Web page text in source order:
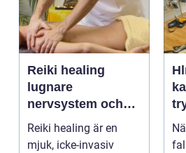
Reiki healing
lugnare
nervsystem och
djupare
återhämtning
Reiki healing är en
mjuk, icke-invasiv